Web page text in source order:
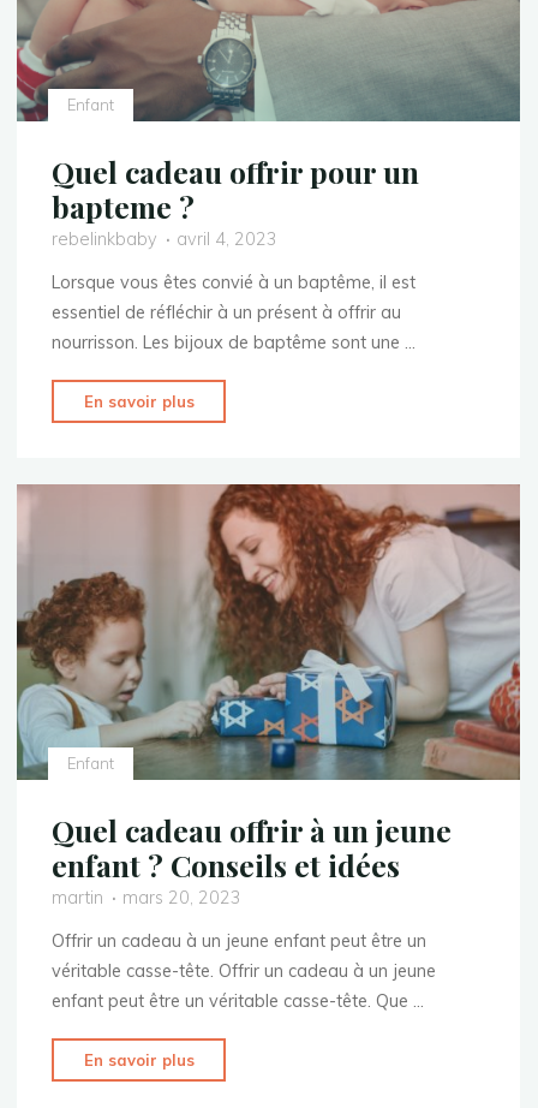
une
bonne
éducation
alimentaire"
Enfant
Quel cadeau offrir pour un
bapteme ?
rebelinkbaby
avril 4, 2023
Lorsque vous êtes convié à un baptême, il est
essentiel de réfléchir à un présent à offrir au
nourrisson. Les bijoux de baptême sont une …
En savoir plus
cadeau
pour
un
bapteme
?"
Enfant
Quel cadeau offrir à un jeune
enfant ? Conseils et idées
martin
mars 20, 2023
Offrir un cadeau à un jeune enfant peut être un
véritable casse-tête. Offrir un cadeau à un jeune
enfant peut être un véritable casse-tête. Que …
En savoir plus
cadeau